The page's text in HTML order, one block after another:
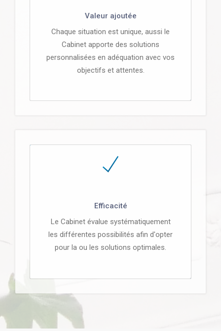
Valeur ajoutée
Chaque situation est unique, aussi le
Cabinet apporte des solutions
personnalisées en adéquation avec vos
objectifs et attentes.
Efficacité
Le Cabinet évalue systématiquement
les différentes possibilités afin d'opter
pour la ou les solutions optimales.